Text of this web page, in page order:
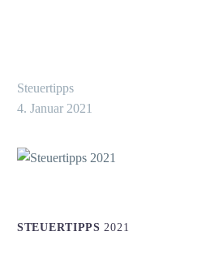
Steuertipps
4. Januar 2021
STEUERTIPPS2021